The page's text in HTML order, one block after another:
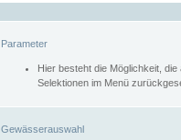
Parameter
Hier besteht die Möglichkeit,
Selektionen im Menü
Gewässerauswahl